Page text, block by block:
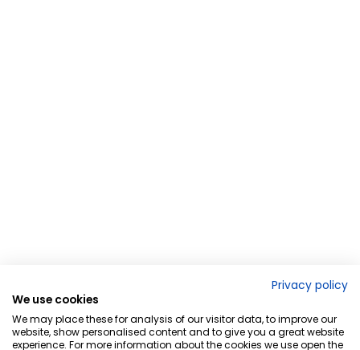
Privacy policy
We use cookies
We may place these for analysis of our visitor data, to improve our
website, show personalised content and to give you a great website
experience. For more information about the cookies we use open the